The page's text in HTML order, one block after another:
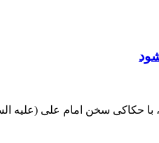
سخن امام علی (علیه